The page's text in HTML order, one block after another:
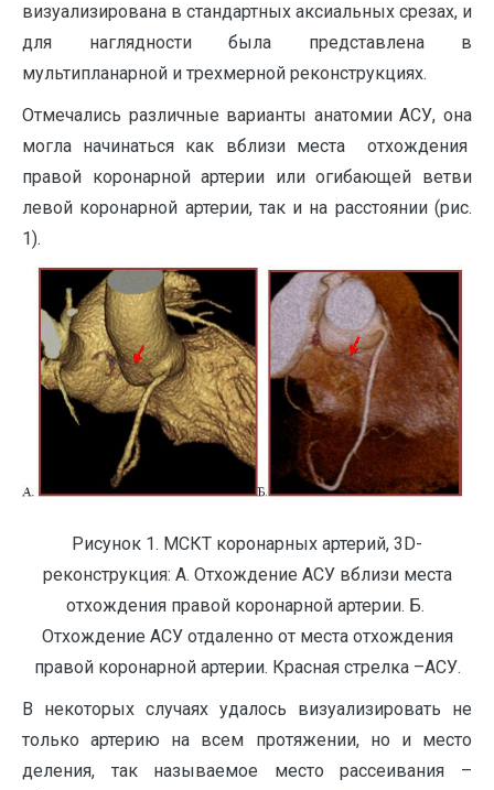
визуализирована в стандартных аксиальных срезах, и
для наглядности была представлена в
мультипланарной и трехмерной реконструкциях.
Отмечались различные варианты анатомии АСУ, она
могла начинаться как вблизи места отхождения
правой коронарной артерии или огибающей ветви
левой коронарной артерии, так и на расстоянии (рис.
1).
Рисунок 1. МСКТ коронарных артерий, 3D-
реконструкция: А. Отхождение АСУ вблизи места
отхождения правой коронарной артерии. Б.
Отхождение АСУ отдаленно от места отхождения
правой коронарной артерии. Красная стрелка –АСУ.
В некоторых случаях удалось визуализировать не
только артерию на всем протяжении, но и место
деления, так называемое место рассеивания –